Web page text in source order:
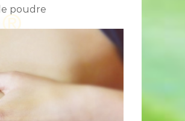
poudre